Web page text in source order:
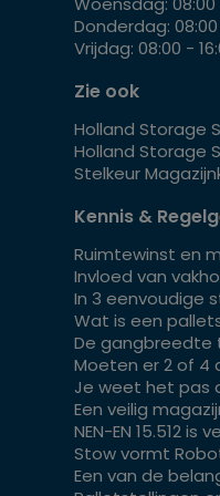
Donderdag: 08:00
Vrijdag: 08:00 -
Zie ook
Holland Storage
Holland Storage
Stelkeur
Kennis &
Ruimtewinst en
Invloed van
In 3 eenvoudige
Wat is een
De gangbreedte
Moeten er 2 of 4
Je weet het pas
Een veilig
NEN-EN 15.512 is
Stow vormt
Een van de